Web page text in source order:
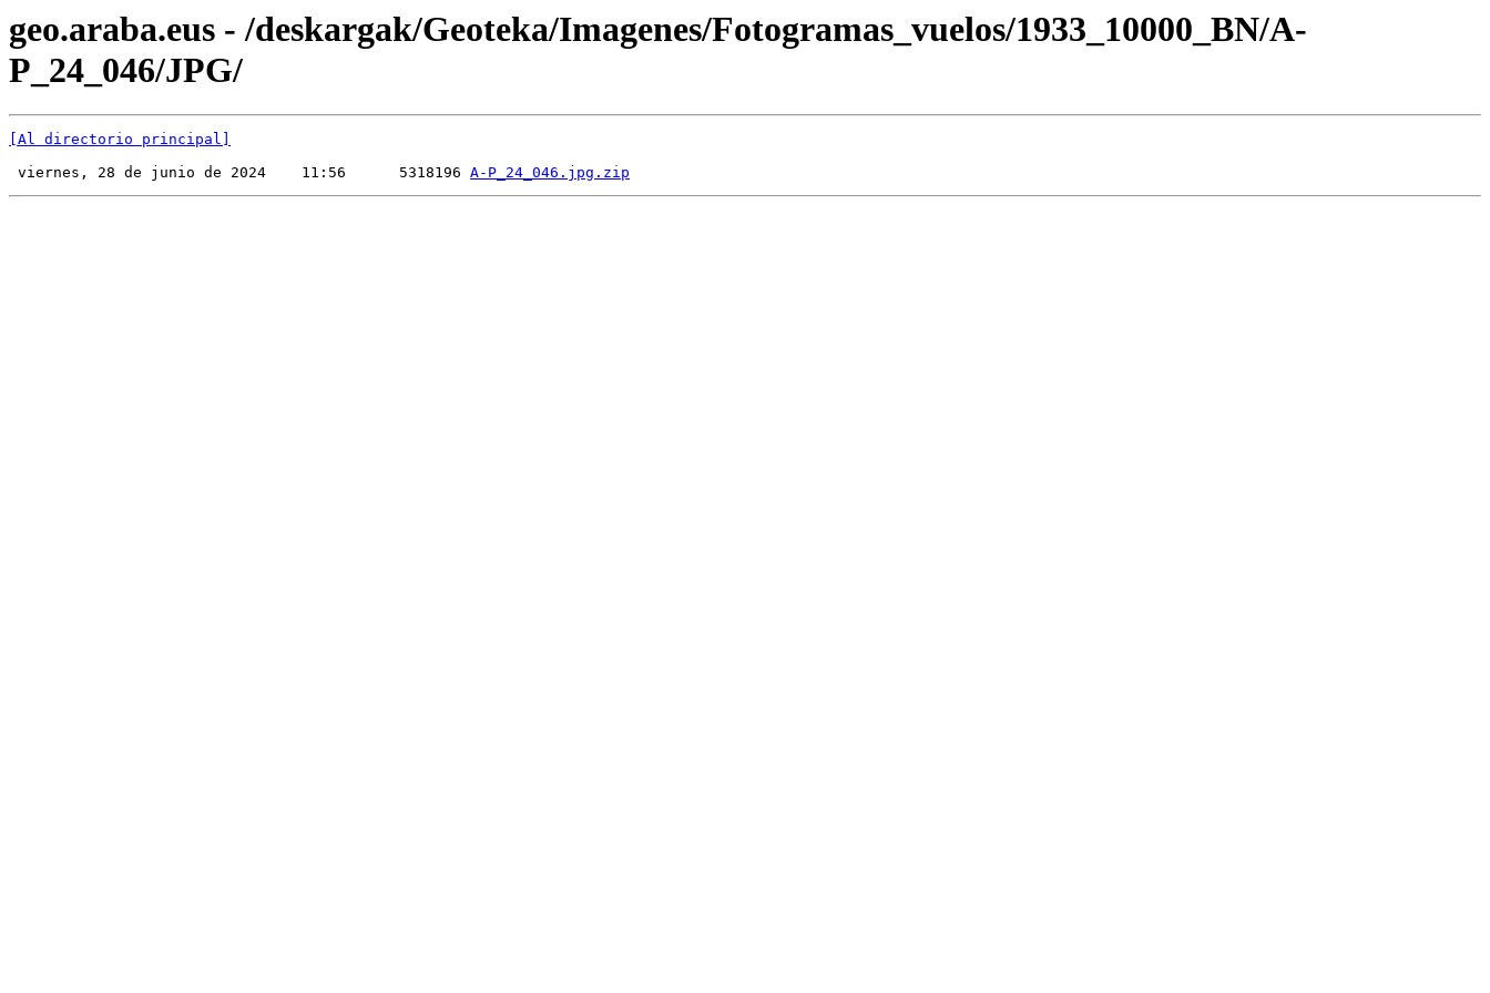
geo.araba.eus - /deskargak/Geoteka/Imagenes/Fotogramas_vuelos/1933_10000_BN/A-
P_24_046/JPG/
[Al directorio principal]
viernes, 28 de junio de 2024    11:56      5318196 A-P_24_046.jpg.zip